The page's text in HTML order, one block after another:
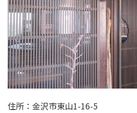
住所：金沢市東山1-16-5